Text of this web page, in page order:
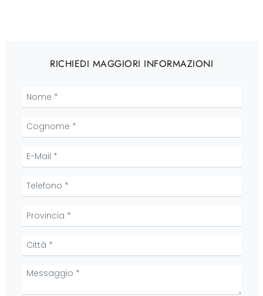
RICHIEDI MAGGIORI INFORMAZIONI